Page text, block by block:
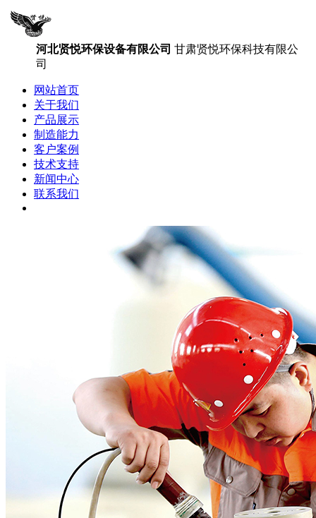
河北贤悦环保设备有限公司 甘肃贤悦环保科技有限公
司
网站首页
关于我们
产品展示
制造能力
客户案例
技术支持
新闻中心
联系我们